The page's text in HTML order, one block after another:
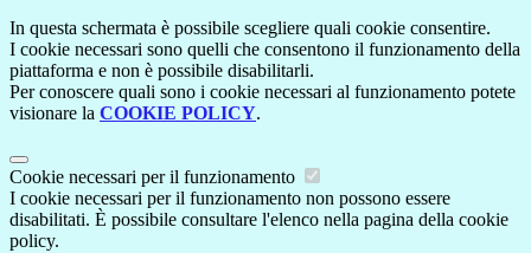
In questa schermata è possibile scegliere quali cookie consentire.
I cookie necessari sono quelli che consentono il funzionamento della
piattaforma e non è possibile disabilitarli.
Per conoscere quali sono i cookie necessari al funzionamento potete
visionare la COOKIE POLICY.
Cookie necessari per il funzionamento
I cookie necessari per il funzionamento non possono essere
disabilitati. È possibile consultare l'elenco nella pagina della cookie
policy.